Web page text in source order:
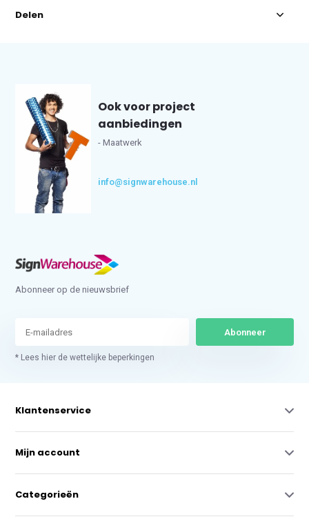
Delen
Ook voor project
aanbiedingen
- Maatwerk
info@signwarehouse.nl
Abonneer op de nieuwsbrief
Abonneer
* Lees hier de wettelijke beperkingen
Klantenservice
Mijn account
Categorieën